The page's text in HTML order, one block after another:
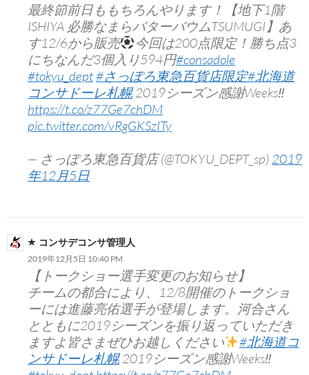
最終節前日ももちろんやります！【地下1階
ISHIYA 必勝なまらバターバウムTSUMUGI】あ
す12/6から販売
今回は200点限定！勝ち点3
にちなんだ3個入り594円#consadole
#tokyu_dept#さっぽろ東急百貨店限定#北海道
コンサドーレ札幌2019シーズン感謝Weeks‼︎
https://t.co/z77Ge7chDM
pic.twitter.com/vRgGKSzITy
— さっぽろ東急百貨店 (@TOKYU_DEPT_sp) 2019
年12月5日
コンサデコンサ管理人
2019年12月5日 10:40 PM
【トークショー選手変更のお知らせ】
チームの都合により、12/8開催のトークショ
ーには進藤亮佑選手が登場します。河合さん
とともに2019シーズンを振り返っていただき
ますよ皆さまぜひお越しください
#北海道コ
ンサドーレ札幌2019シーズン感謝Weeks‼︎